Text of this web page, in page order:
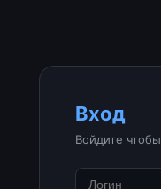
Вход
Войдите